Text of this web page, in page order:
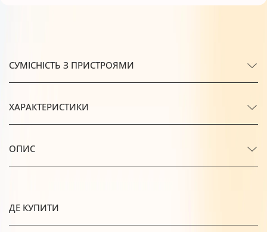
СУМІСНІСТЬ З ПРИСТРОЯМИ
ХАРАКТЕРИСТИКИ
ОПИС
ДЕ КУПИТИ